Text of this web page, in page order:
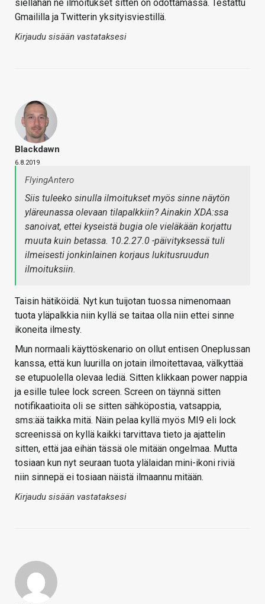
siellähän ne ilmoitukset sitten on odottamassa. Testattu
Gmaililla ja Twitterin yksityisviestillä.
Kirjaudu sisään vastataksesi
Blackdawn
6.8.2019
FlyingAntero
Siis tuleeko sinulla ilmoitukset myös sinne näytön
yläreunassa olevaan tilapalkkiin? Ainakin XDA:ssa
sanoivat, ettei kyseistä bugia ole vieläkään korjattu
muuta kuin betassa. 10.2.27.0 -päivityksessä tuli
ilmeisesti jonkinlainen korjaus lukitusruudun
ilmoituksiin.
Taisin hätiköidä. Nyt kun tuijotan tuossa nimenomaan
tuota yläpalkkia niin kyllä se taitaa olla niin ettei sinne
ikoneita ilmesty.
Mun normaali käyttöskenario on ollut entisen Oneplussan
kanssa, että kun luurilla on jotain ilmoitettavaa, välkyttää
se etupuolella olevaa lediä. Sitten klikkaan power nappia
ja esille tulee lock screen. Screen on täynnä sitten
notifikaatioita oli se sitten sähköpostia, vatsappia,
sms:ää taikka mitä. Näin pelaa kyllä myös MI9 eli lock
screenissä on kyllä kaikki tarvittava tieto ja ajattelin
sitten, että jaa eihän tässä ole mitään ongelmaa. Mutta
tosiaan kun nyt seuraan tuota ylälaidan mini-ikoni riviä
niin sinnepä ei tosiaan näistä ilmaannu mitään.
Kirjaudu sisään vastataksesi